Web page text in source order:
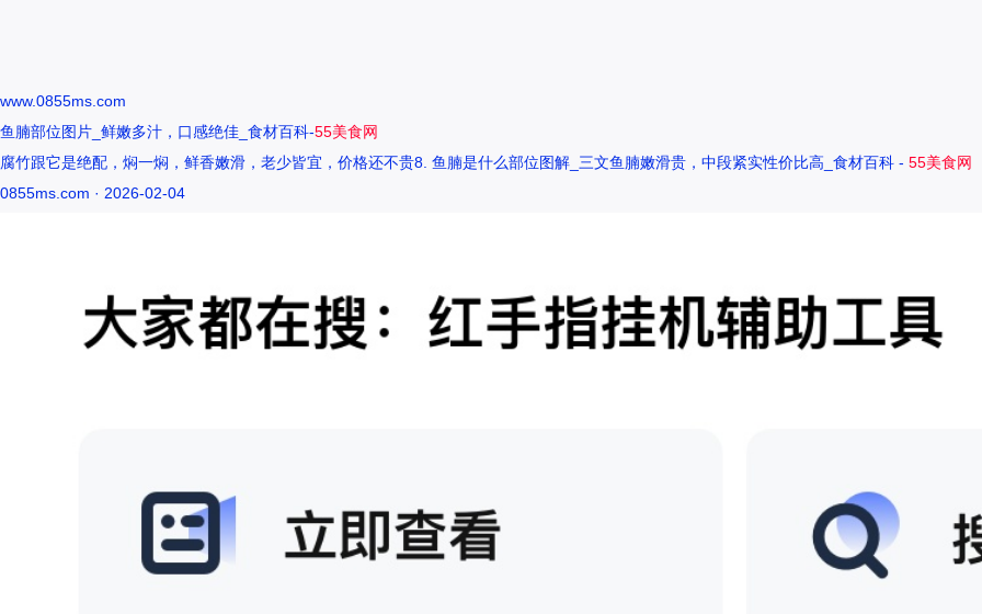
www.0855ms.com
鱼腩部位图片_鲜嫩多汁，口感绝佳_食材百科-55美食网
腐竹跟它是绝配，焖一焖，鲜香嫩滑，老少皆宜，价格还不贵8. 鱼腩是什么部位图解_三文鱼腩嫩滑贵，中段紧实性价比高_食材百科 - 55美食网
0855ms.com · 2026-02-04